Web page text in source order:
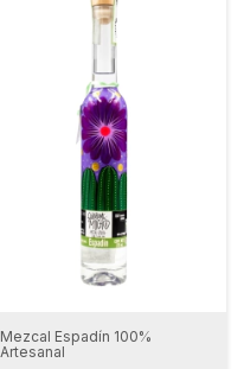
Mezcal Espadín 100%
Artesanal